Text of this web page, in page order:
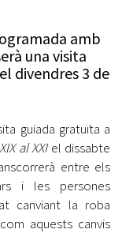
amb
una visita
divendres 3 de
guiada gratuïta a
al XXIel dissabte
entre els
i les persones
canviant la roba
aquests canvis